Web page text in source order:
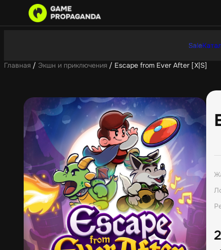
Sale
Главная / Экшн и приключения / Escape from Ever After [X|S]